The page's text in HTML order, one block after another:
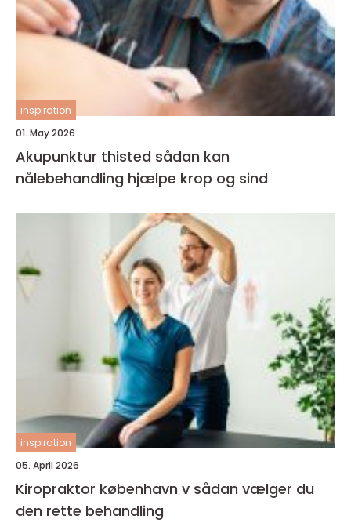
inspiration
01. May 2026
Akupunktur thisted sådan kan
nålebehandling hjælpe krop og sind
inspiration
05. April 2026
Kiropraktor københavn v sådan vælger du
den rette behandling